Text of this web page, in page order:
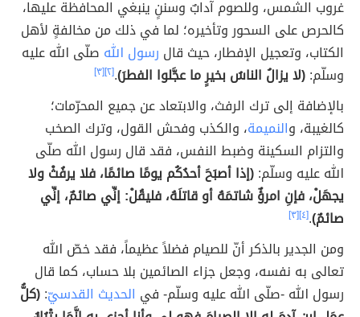
غروب الشمس، وللصوم آدابٌ وسننٍ ينبغي المحافظة عليها،
كالحرص على السحور وتأخيره؛ لما في ذلك من مخالفةٍ لأهل
الكتاب، وتعجيل الإفطار، حيث قال رسول الله صلّى الله عليه
وسلّم:(لا يزالُ الناسُ بخيرٍ ما عجَّلوا الفطرَ).[٢] [٣]
بالإضافة إلى ترك الرفث، والابتعاد عن جميع المحرّمات؛
كالغيبة، والنميمة، والكذب وفحش القول، وترك الصخب
والتزام السكينة وضبط النفس، فقد قال رسول الله صلّى
الله عليه وسلّم:(إذا أصبَحَ أحدُكُم يومًا صائمًا، فلا يرفُثْ ولا
يجهَلْ، فإنِ امرؤٌ شاتمَهُ أو قاتلَهُ، فليقُلْ: إنِّي صائمٌ، إنِّي
صائمٌ).[٤] [٣]
ومن الجدير بالذكر أنّ للصيام فضلاً عظيماً، فقد خصّ الله
تعالى به نفسه، وجعل جزاء الصائمين بلا حساب، كما قال
رسول الله -صلّى الله عليه وسلّم- في الحديث القدسيّ:(كلُّ